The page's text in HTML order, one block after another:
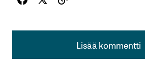
Lisää kommentti
Lisää kommentti